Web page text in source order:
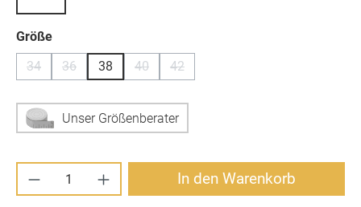
Größeauswählen
34
(Diese Option ist zurzeit nicht verfügbar.)
36
(Diese Option ist zurzeit nicht verfügbar.)
38 40 42
Unser Größenberater
Produkt Anzahl: Gib den gewünschten
In den Warenkorb